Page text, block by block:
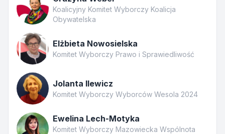
Koalicyjny Komitet Wyborczy Koalicja
Obywatelska
Elżbieta Nowosielska
Komitet Wyborczy Prawo i Sprawiedliwość
Jolanta Ilewicz
Komitet Wyborczy Wyborców Wesola 2024
Ewelina Lech-Motyka
Komitet Wyborczy Mazowiecka Wspólnota